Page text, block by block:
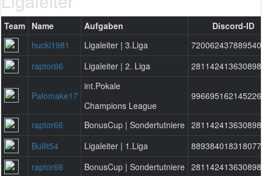
Team Name Aufgaben
Discord-ID
hucki1981
Ligaleiter | 3.Liga
raptor66
Ligaleiter | 2. Liga
Palomake17
int.Pokale
Champions League
raptor66 BonusCup | Sondertutniere
Bullit54
Ligaleiter | 1.Liga
raptor66
BonusCup | Sondertutniere